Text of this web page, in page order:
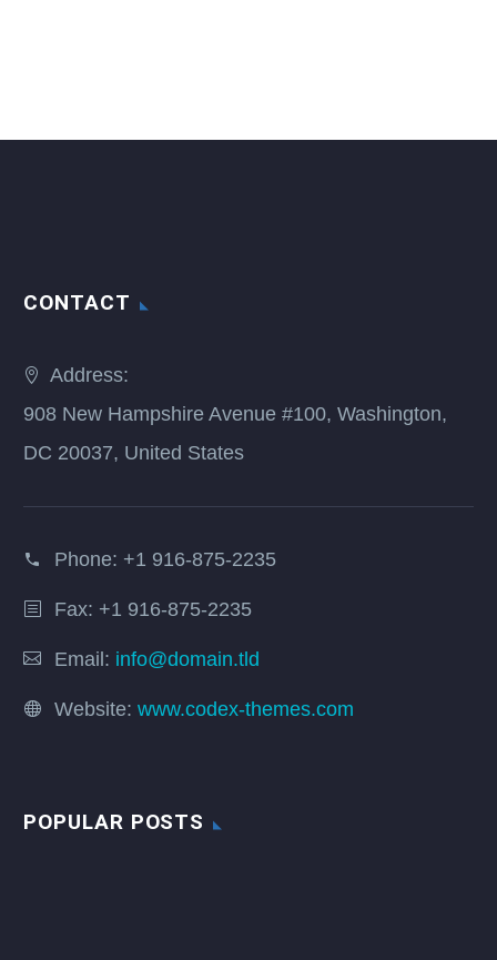
CONTACT
Address:
908 New Hampshire Avenue #100, Washington,
DC 20037, United States
Phone: +1 916-875-2235
Fax: +1 916-875-2235
Email: info@domain.tld
Website: www.codex-themes.com
POPULAR POSTS